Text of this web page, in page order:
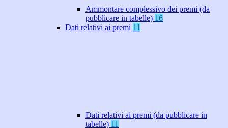
Ammontare complessivo dei premi (da
pubblicare in tabelle) 16
Dati relativi ai premi 11
Dati relativi ai premi (da pubblicare in
tabelle) 11